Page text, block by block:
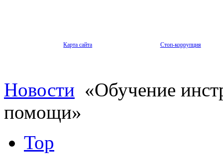
Карта сайта Стоп-коррупция
Новости «Обучение
помощи»
Top